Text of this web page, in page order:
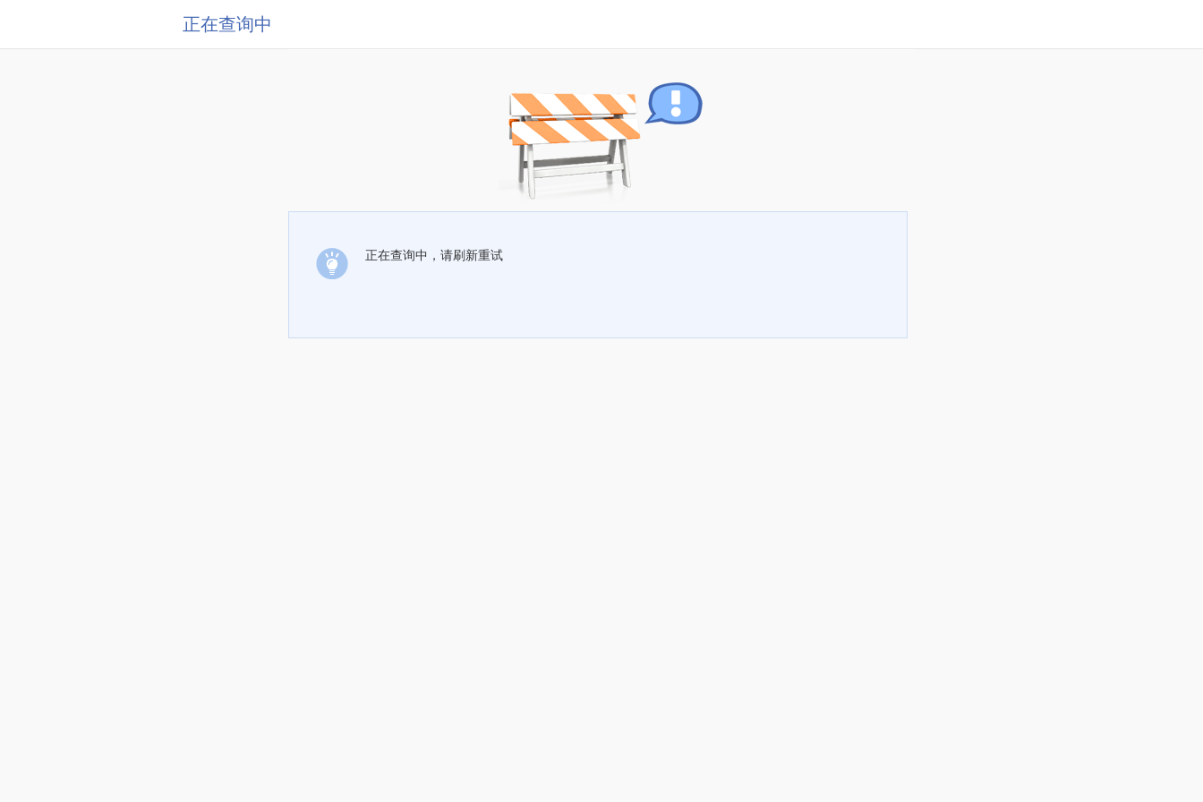
正在查询中
正在查询中，请刷新重试